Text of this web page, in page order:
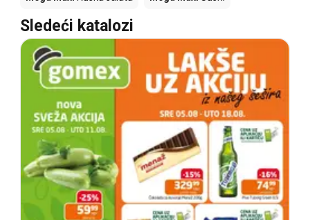
Sledeći katalozi